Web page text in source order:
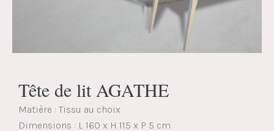
Tête de lit AGATHE
Matière : Tissu au choix
Dimensions : L 160 x H 115 x P 5 cm